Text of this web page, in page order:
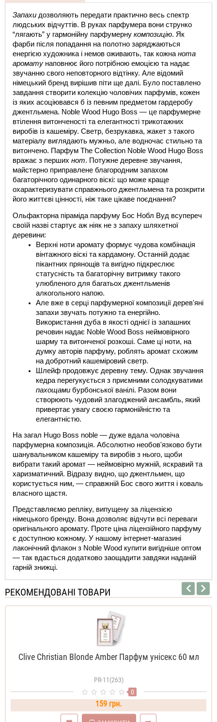
Запахи дозволяють передати практично весь спектр
людських відчуттів. В руках парфумера вони струнко
“лягають” у гармонійну парфумерну композицію. Як
фарби після попадання на полотно заряджаються
енергією художника і немов оживають, так кожна нота
аромату наповнює його потрібною емоцією та надає
звучанню свого неповторного відтінку. Але відомий
німецький бренд вирішив піти ще далі. Було поставлено
завдання створити колекцію чоловічих парфумів, кожен
із яких асоціювався б із певним предметом гардеробу
джентльмена. Noble Wood Hugo Boss — це парфумерне
втілення витонченості та елегантності трикотажних
виробів із кашеміру. Светр, безрукавка, жакет з такого
матеріалу виглядають мужньо, але водночас стильно та
витончено. Парфум The Collection Noble Wood Hugo Boss
вражає з перших нот. Потужне деревне звучання,
майстерно приправлене благородним запахом
багаторічного одинарного віскі: що може краще
охарактеризувати справжнього джентльмена та розкрити
його життєві цінності, ніж таке цікаве поєднання?
Ольфакторна піраміда парфуму Бос Нобл Вуд всупереч
своїй назві стартує аж ніяк не з запаху шляхетної
деревини:
Верхні ноти аромату формує чудова комбінація
вінтажного віскі та кардамону. Останній додає
пікантних прянощів та вигідно підкреслює
статусність та багаторічну витримку такого
улюбленого для багатьох джентльменів
алкогольного напою.
Але вже в серці парфумерної композиції дерев'яні
запахи звучать потужно та енергійно.
Використання дуба в якості однієї із запашних
речовин надає Noble Wood Boss неймовірного
шарму та витонченої розкоші. Саме ці ноти, на
думку авторів парфуму, роблять аромат схожим
на добротний кашеміровий светр.
Шлейф продовжує деревну тему. Однак звучання
пахощами бурбонської ванілі. Разом вони
створюють чудовий злагоджений ансамбль, який
привертає увагу своєю гармонійністю та
елегантністю.
На загал Hugo Boss noble — дуже вдала чоловіча
парфумерна композиція. Абсолютно необов'язково бути
шанувальником кашеміру та виробів з нього, щоби
вибрати такий аромат — неймовірно мужній, яскравий та
харизматичний. Відразу видно, що джентльмен, що
користується ним, — справжній Бос свого життя і коваль
власного щастя.
Представляємо репліку, випущену за ліцензією
німецького бренду. Вона дозволяє відчути всі переваги
оригінального аромату. Проте ціна ліцензійного парфуму
є доступною кожному. У нашому інтернет-магазині
лаконічний флакон з Noble Wood купити вигідніше оптом
— так вдасться додатково заощадити завдяки наданій
гарній знижці.
РЕКОМЕНДОВАНІ ТОВАРИ
Clive Christian Blonde Amber Парфум унісекс 60 мл
PR-11(263)
0
159 грн.